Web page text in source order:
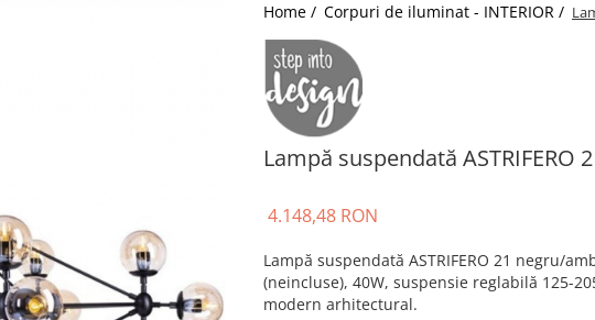
Home / Corpuri de iluminat - INTERIOR /
Lampă suspendată ASTRIFERO
4.148,48 RON
Lampă suspendată ASTRIFERO 21 negru/
(neincluse), 40W, suspensie reglabilă 125-
modern arhitectural.